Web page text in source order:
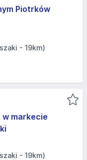
Piotrków
- 19km)
w markecie
- 19km)